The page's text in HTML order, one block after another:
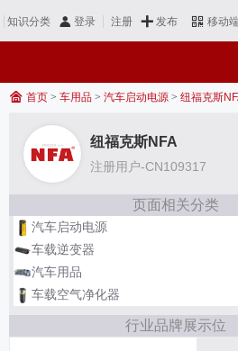
知识分类 登录 注册 发布 移动
首页 > 车用品 > 汽车启动电源 > 纽福克斯
纽福克斯NFA
注册用户-CN109317
页面相关分类
汽车启动电源
车载逆变器
汽车用品
车载空气净化器
行业品牌展示位